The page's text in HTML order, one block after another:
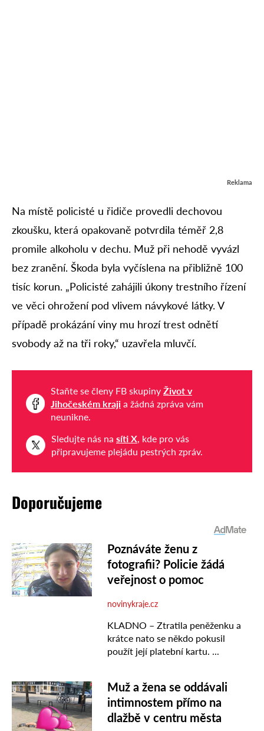
Reklama
Na místě policisté u řidiče provedli dechovou
zkoušku, která opakovaně potvrdila téměř 2,8
promile alkoholu v dechu. Muž při nehodě vyvázl
bez zranění. Škoda byla vyčíslena na přibližně 100
tisíc korun. „Policisté zahájili úkony trestního řízení
ve věci ohrožení pod vlivem návykové látky. V
případě prokázání viny mu hrozí trest odnětí
svobody až na tři roky,“ uzavřela mluvčí.
Staňte se členy FB skupiny Život v
Jihočeském kraji a žádná zpráva vám
neunikne.
Sledujte nás na síti X , kde pro vás
připravujeme plejádu pestrých zpráv.
Doporučujeme